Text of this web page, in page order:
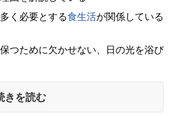
く必要とする食生活が関係している
つために欠かせない、日の光を浴び
きを読む